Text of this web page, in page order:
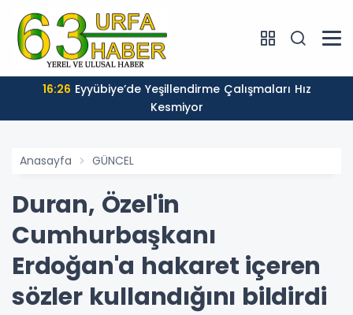
16:26
Kesmiyor
Anasayfa GÜNCEL
Duran, Özel'in
Cumhurbaşkanı
Erdoğan'a hakaret içeren
sözler kullandığını bildirdi